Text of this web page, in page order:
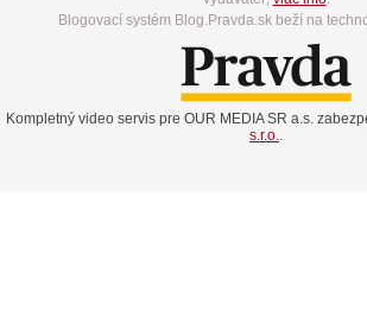
Blogovací systém Blog.Pravda.sk beží na
Kompletný video servis pre OUR MEDIA SR a.s.
s.r.o.